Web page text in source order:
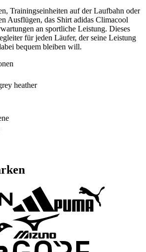
Trainingseinheiten auf der Laufbahn oder
Ausflügen, das Shirt adidas Climacool
an sportliche Leistung. Dieses
für jeden Läufer, der seine Leistung
bequem bleiben will.
heather